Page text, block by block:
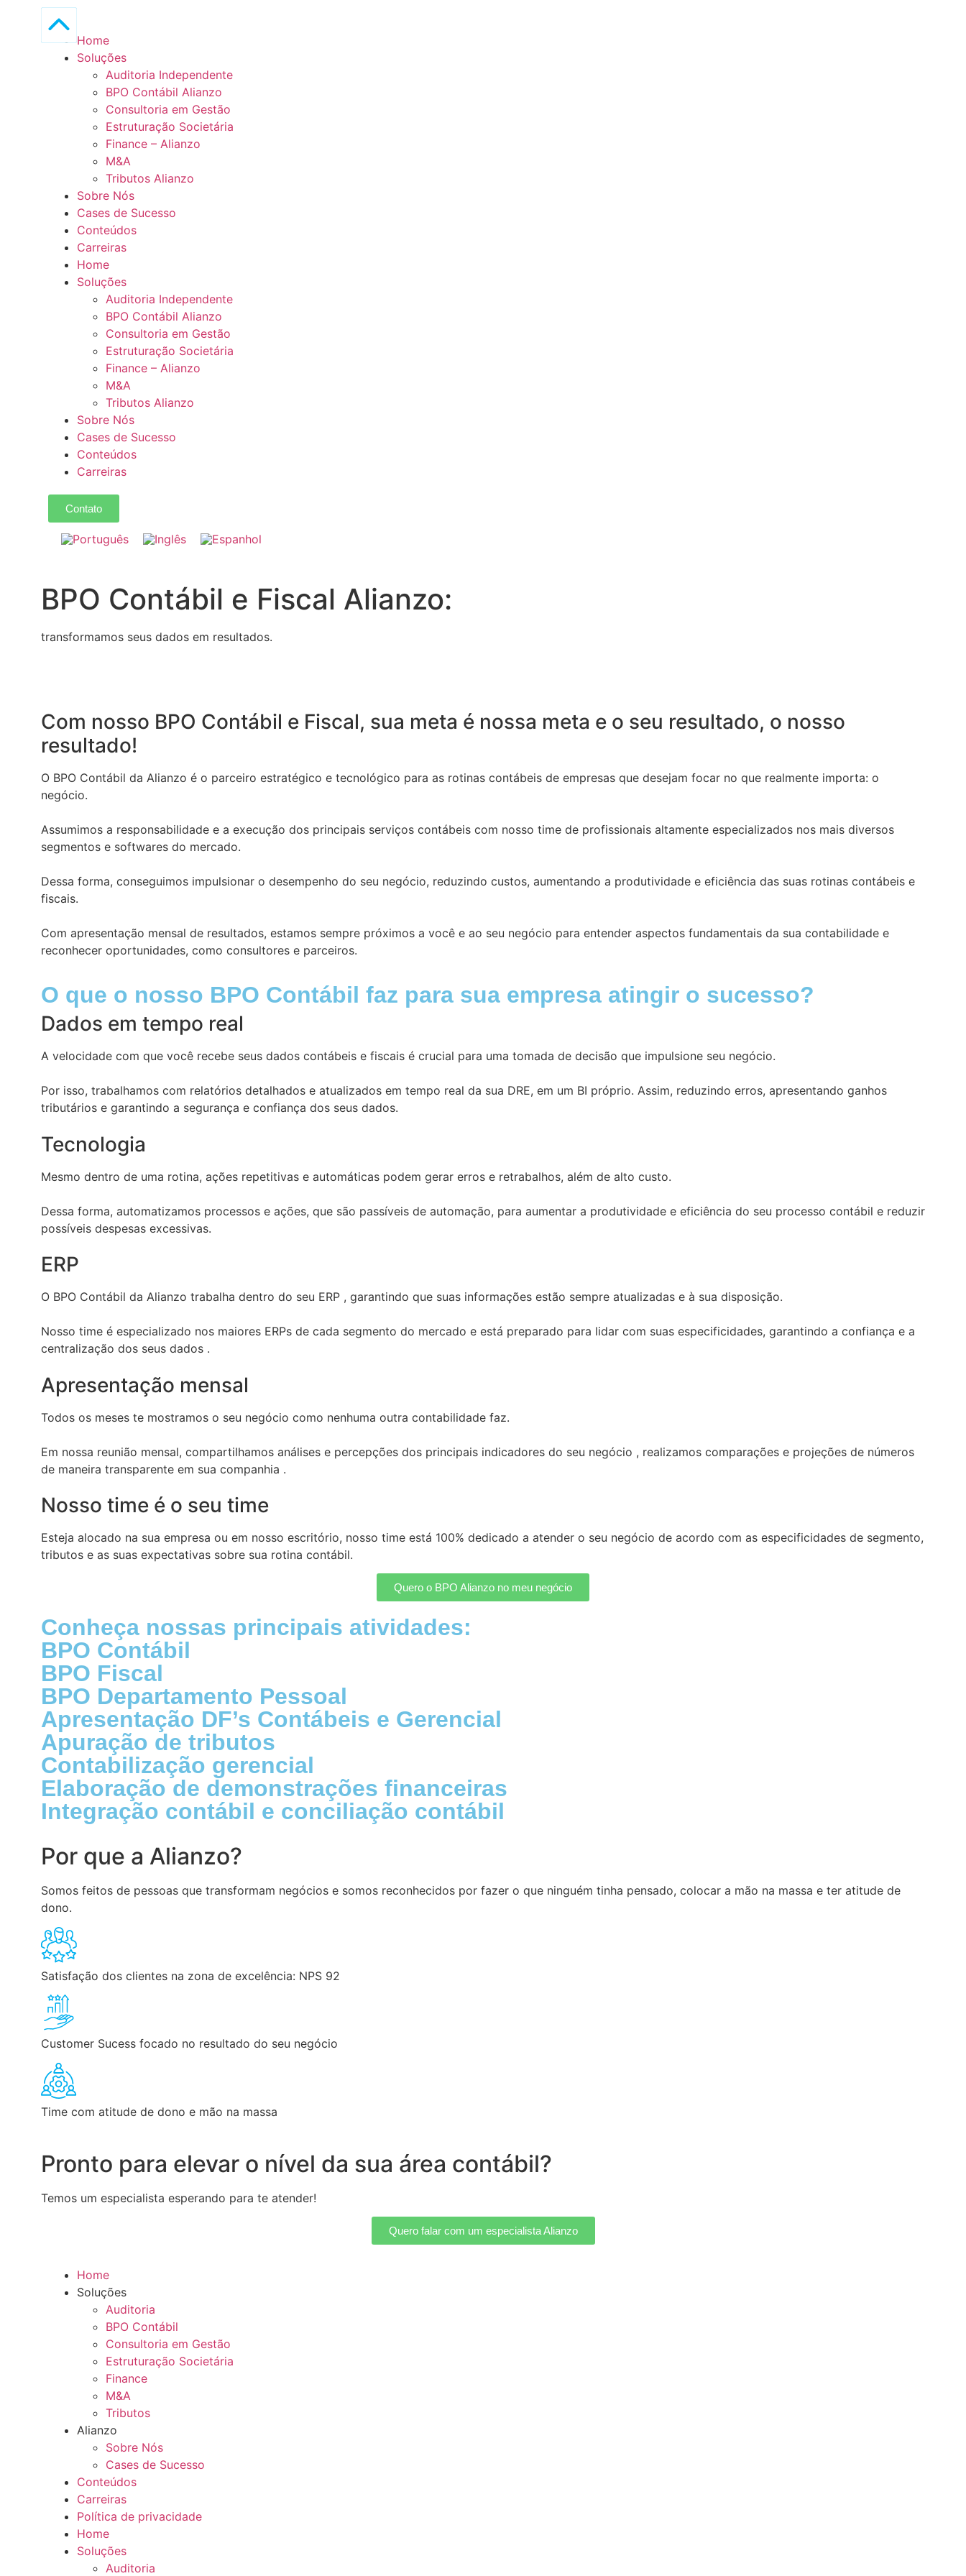
Home
Soluções
Auditoria Independente
BPO Contábil Alianzo
Consultoria em Gestão
Estruturação Societária
Finance – Alianzo
M&A
Tributos Alianzo
Sobre Nós
Cases de Sucesso
Conteúdos
Carreiras
Home
Soluções
Auditoria Independente
BPO Contábil Alianzo
Consultoria em Gestão
Estruturação Societária
Finance – Alianzo
M&A
Tributos Alianzo
Sobre Nós
Cases de Sucesso
Conteúdos
Carreiras
Contato
BPO Contábil e Fiscal Alianzo:
transformamos seus dados em resultados.
Com nosso BPO Contábil e Fiscal, sua meta é nossa meta e o seu resultado, o nosso
resultado!
O BPO Contábil da Alianzo é o parceiro estratégico e tecnológico para as rotinas contábeis de empresas que desejam focar no que realmente importa: o
negócio.
Assumimos a responsabilidade e a execução dos principais serviços contábeis com nosso time de profissionais altamente especializados nos mais diversos
segmentos e softwares do mercado.
Dessa forma, conseguimos impulsionar o desempenho do seu negócio, reduzindo custos, aumentando a produtividade e eficiência das suas rotinas contábeis e
fiscais.
Com apresentação mensal de resultados, estamos sempre próximos a você e ao seu negócio para entender aspectos fundamentais da sua contabilidade e
reconhecer oportunidades, como consultores e parceiros.
O que o nosso BPO Contábil faz para sua empresa atingir o sucesso?
Dados em tempo real
A velocidade com que você recebe seus dados contábeis e fiscais é crucial para uma tomada de decisão que impulsione seu negócio.
Por isso, trabalhamos com relatórios detalhados e atualizados em tempo real da sua DRE, em um BI próprio. Assim, reduzindo erros, apresentando ganhos
tributários e garantindo a segurança e confiança dos seus dados.
Tecnologia
Mesmo dentro de uma rotina, ações repetitivas e automáticas podem gerar erros e retrabalhos, além de alto custo.
Dessa forma, automatizamos processos e ações, que são passíveis de automação, para aumentar a produtividade e eficiência do seu processo contábil e reduzir
possíveis despesas excessivas.
ERP
O BPO Contábil da Alianzo trabalha dentro do seu ERP , garantindo que suas informações estão sempre atualizadas e à sua disposição.
Nosso time é especializado nos maiores ERPs de cada segmento do mercado e está preparado para lidar com suas especificidades, garantindo a confiança e a
centralização dos seus dados .
Apresentação mensal
Todos os meses te mostramos o seu negócio como nenhuma outra contabilidade faz.
Em nossa reunião mensal, compartilhamos análises e percepções dos principais indicadores do seu negócio , realizamos comparações e projeções de números
de maneira transparente em sua companhia .
Nosso time é o seu time
Esteja alocado na sua empresa ou em nosso escritório, nosso time está 100% dedicado a atender o seu negócio de acordo com as especificidades de segmento,
tributos e as suas expectativas sobre sua rotina contábil.
Quero o BPO Alianzo no meu negócio
Conheça nossas principais atividades:
BPO Contábil
BPO Fiscal
BPO Departamento Pessoal
Apresentação DF’s Contábeis e Gerencial
Apuração de tributos
Contabilização gerencial
Elaboração de demonstrações financeiras
Integração contábil e conciliação contábil
Por que a Alianzo?
Somos feitos de pessoas que transformam negócios e somos reconhecidos por fazer o que ninguém tinha pensado, colocar a mão na massa e ter atitude de
dono.
Satisfação dos clientes na zona de excelência: NPS 92
Customer Sucess focado no resultado do seu negócio
Time com atitude de dono e mão na massa
Pronto para elevar o nível da sua área contábil?
Temos um especialista esperando para te atender!
Quero falar com um especialista Alianzo
Home
Soluções
Auditoria
BPO Contábil
Consultoria em Gestão
Estruturação Societária
Finance
M&A
Tributos
Alianzo
Sobre Nós
Cases de Sucesso
Conteúdos
Carreiras
Política de privacidade
Home
Soluções
Auditoria